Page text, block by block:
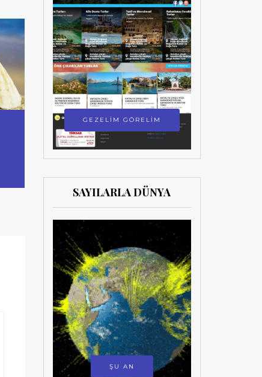
GEZELİM GÖRELİM
SAYILARLA DÜNYA
ŞU AN